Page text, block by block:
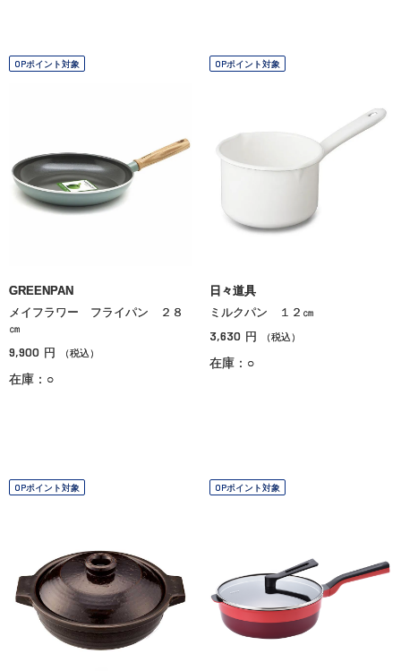
OPポイント対象
GREENPAN
メイフラワー フライパン ２８
㎝
9,900 円 （税込）
在庫：○
OPポイント対象
日々道具
ミルクパン １２㎝
3,630 円 （税込）
在庫：○
OPポイント対象 OPポイント対象